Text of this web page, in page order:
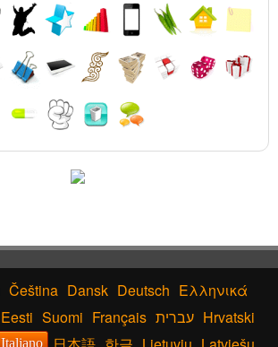
Čeština Dansk Deutsch Ελληνικά
Eesti Suomi Français עברית Hrvatski
Italiano